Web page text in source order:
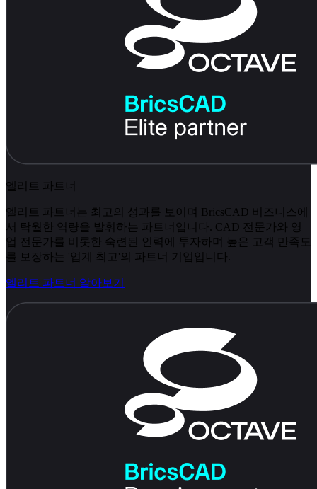
엘리트 파트너
엘리트 파트너는 최고의 성과를 보이며 BricsCAD 비즈니스에
서 탁월한 역량을 발휘하는 파트너입니다. CAD 전문가와 영
업 전문가를 비롯한 숙련된 인력에 투자하며 높은 고객 만족도
를 보장하는 '업계 최고'의 파트너 기업입니다.
엘리트 파트너 알아보기